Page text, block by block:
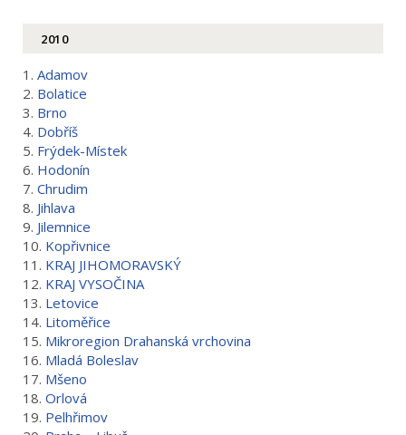
2010
1. Adamov
2. Bolatice
3. Brno
4. Dobříš
5. Frýdek-Místek
6. Hodonín
7. Chrudim
8. Jihlava
9. Jilemnice
10. Kopřivnice
11. KRAJ JIHOMORAVSKÝ
12. KRAJ VYSOČINA
13. Letovice
14. Litoměřice
15. Mikroregion Drahanská vrchovina
16. Mladá Boleslav
17. Mšeno
18. Orlová
19. Pelhřimov